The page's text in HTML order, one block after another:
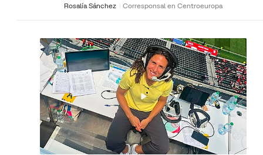
Rosalía Sánchez Corresponsal en Centroeuropa